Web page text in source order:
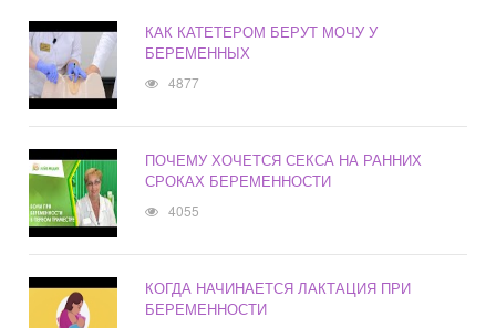
КАК КАТЕТЕРОМ БЕРУТ МОЧУ У
БЕРЕМЕННЫХ
4877
ПОЧЕМУ ХОЧЕТСЯ СЕКСА НА РАННИХ
СРОКАХ БЕРЕМЕННОСТИ
4055
КОГДА НАЧИНАЕТСЯ ЛАКТАЦИЯ ПРИ
БЕРЕМЕННОСТИ